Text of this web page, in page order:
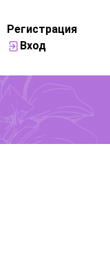
Регистрация
Вход